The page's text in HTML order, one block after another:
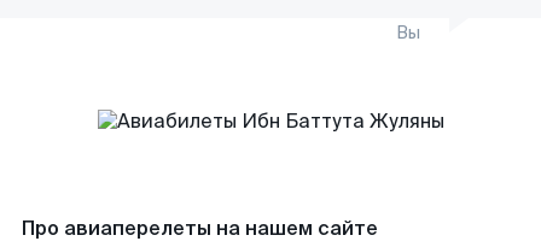
Вы
Про авиаперелеты на нашем сайте